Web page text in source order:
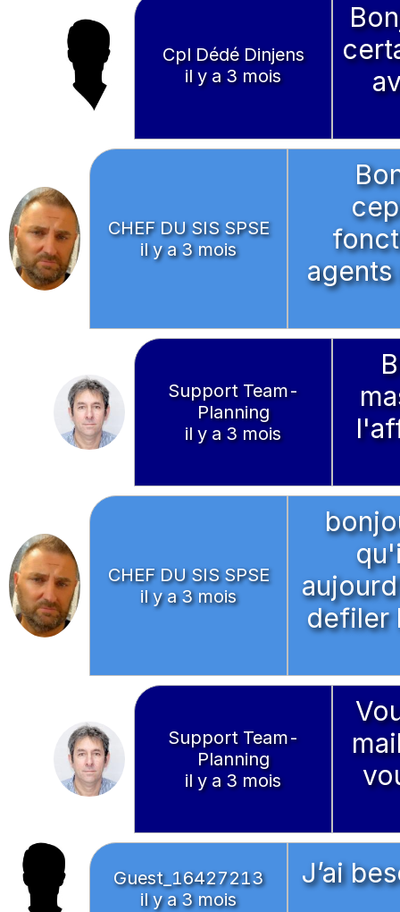
Cpl Dédé Dinjens
il y a 3 mois
CHEF DU SIS SPSE
il y a 3 mois
Support Team-
Planning
il y a 3 mois
CHEF DU SIS SPSE
il y a 3 mois
defiler
Support Team-
Planning
il y a 3 mois
Guest_16427213
il y a 3 mois
J’ai